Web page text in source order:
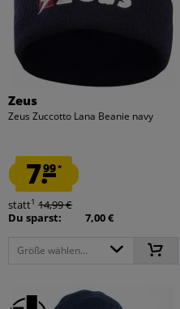
Zeus
Zeus Zuccotto Lana Beanie navy
7.99*
statt1 14,99 €
Du sparst:
7,00 €
Größe wählen...